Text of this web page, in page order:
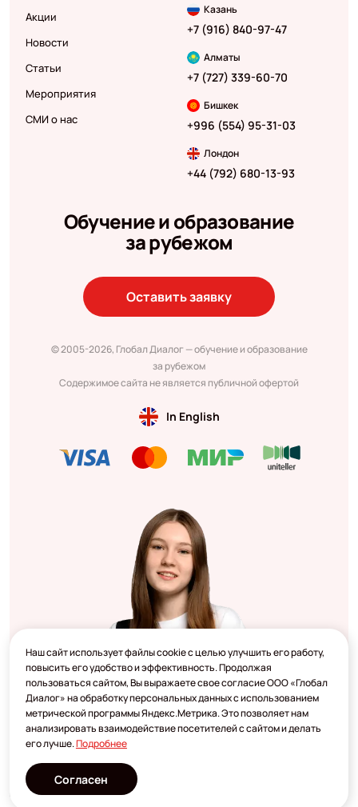
Акции
Новости
Статьи
Мероприятия
СМИ о нас
Казань
+7 (916) 840-97-47
Алматы
+7 (727) 339-60-70
Бишкек
+996 (554) 95-31-03
Лондон
+44 (792) 680-13-93
Обучение и образование
за рубежом
Оставить заявку
© 2005-2026, Глобал Диалог — обучение и образование
за рубежом
Содержимое сайта не является публичной офертой
In English
Разработано
Наш сайт использует файлы cookie с целью улучшить его работу,
повысить его удобство и эффективность. Продолжая
пользоваться сайтом, Вы выражаете свое согласие ООО «Глобал
Диалог» на обработку персональных данных с использованием
метрической программы Яндекс.Метрика. Это позволяет нам
анализировать взаимодействие посетителей с сайтом и делать
его лучше.Подробнее
Согласен